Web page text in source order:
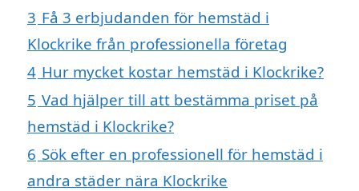
3 Få 3 erbjudanden för hemstäd i
Klockrike från professionella företag
4 Hur mycket kostar hemstäd i Klockrike?
5 Vad hjälper till att bestämma priset på
hemstäd i Klockrike?
6 Sök efter en professionell för hemstäd i
andra städer nära Klockrike